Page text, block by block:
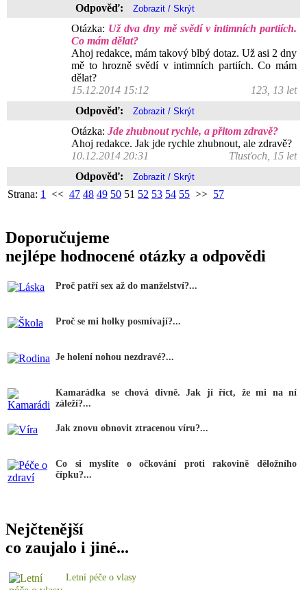
Odpověď:
Otázka: Už dva dny mě svědí v intimních partiích.
Co mám dělat?
Ahoj redakce, mám takový blbý dotaz. Už asi 2 dny
mě to hrozně svědí v intimních partiích. Co mám
dělat?
15.12.2014 15:12
123, 13 let
Odpověď:
Otázka: Jde zhubnout rychle, a přitom zdravě?
Ahoj redakce. Jak jde rychle zhubnout, ale zdravě?
10.12.2014 20:31
Tlusťoch, 15 let
Odpověď:
Strana: 1 << 47 48 49 50 51 52 53 54 55 >> 57
Doporučujeme
nejlépe hodnocené otázky a odpovědi
Proč patří sex až do manželství?...
Proč se mi holky posmívají?...
Je holení nohou nezdravé?...
Kamarádka se chová divně. Jak jí říct, že mi na ní
záleží?...
Jak znovu obnovit ztracenou víru?...
Co si myslíte o očkování proti rakovině děložního
čípku?...
Nejčtenější
co zaujalo i jiné...
Letní péče o vlasy